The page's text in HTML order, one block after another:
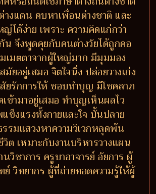
างแดน คบหาเพื่อนต่างชาติ และ
ได้ง่าย เพราะ ความคิดแก่กว่า
น จึงพูดคุยกับคนต่างวัยได้ถูกคอ
เมตตาจากผู้ใหญ่มาก มีมุมมอง
ยอยู่เสมอ จิตใจนิ่ง ปล่อยวางเก่ง
ยรักการให้ ชอบทำบุญ มีโชคลาภ
ข้ามาอยู่เสมอ ทำบุญเห็นผลไว
ข็งแรงทั้งกายและใจ บั้นปลาย
รมแสวงหาความวิเวกหลุดพ้น
ต เหมาะกับงานบริหารวางแผน
วิชาการ ครูบาอาจารย์ อัยการ ผู้
วิทยากร ผู้ที่ถ่ายทอดความรู้ให้ผู้